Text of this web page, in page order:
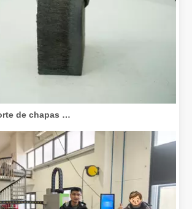
Dominando o corte de chapas grossas: como as máquinas de corte a laser de fibra revolucionam a fabricação